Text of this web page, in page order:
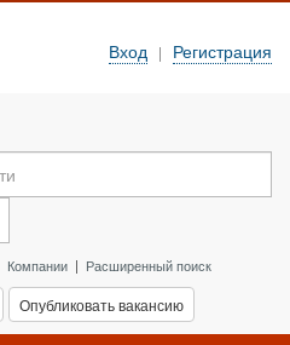
Вход | Регистрация
Компании| Расширенный поиск
Опубликовать вакансию